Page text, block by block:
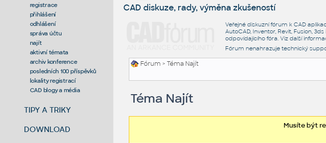
registrace
přihlášení
odhlášení
správa účtu
najít
aktivní témata
archiv konference
posledních 100 příspěvků
lokality registrací
CAD blogy a média
TIPY A TRIKY
DOWNLOAD
CAD diskuze, rady, výměna zkušeností
Veřejné diskuzní fórum k CAD
AutoCAD, Inventor, Revit, Fusion,
odpovídajícího fóra. Viz další
Fórum nenahrazuje technický
Fórum > Téma Najít
Téma Najít
Musíte být